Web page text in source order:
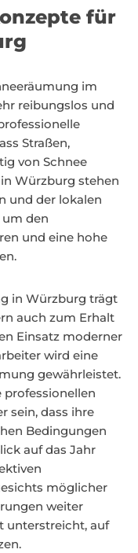
für
im
reibungslos und
Straßen,
von Schnee
Würzburg stehen
und der lokalen
um den
und eine hohe
in Würzburg trägt
auch zum Erhalt
Einsatz moderner
wird eine
gewährleistet.
sein, dass ihre
Bedingungen
auf das Jahr
möglicher
weiter
unterstreicht, auf